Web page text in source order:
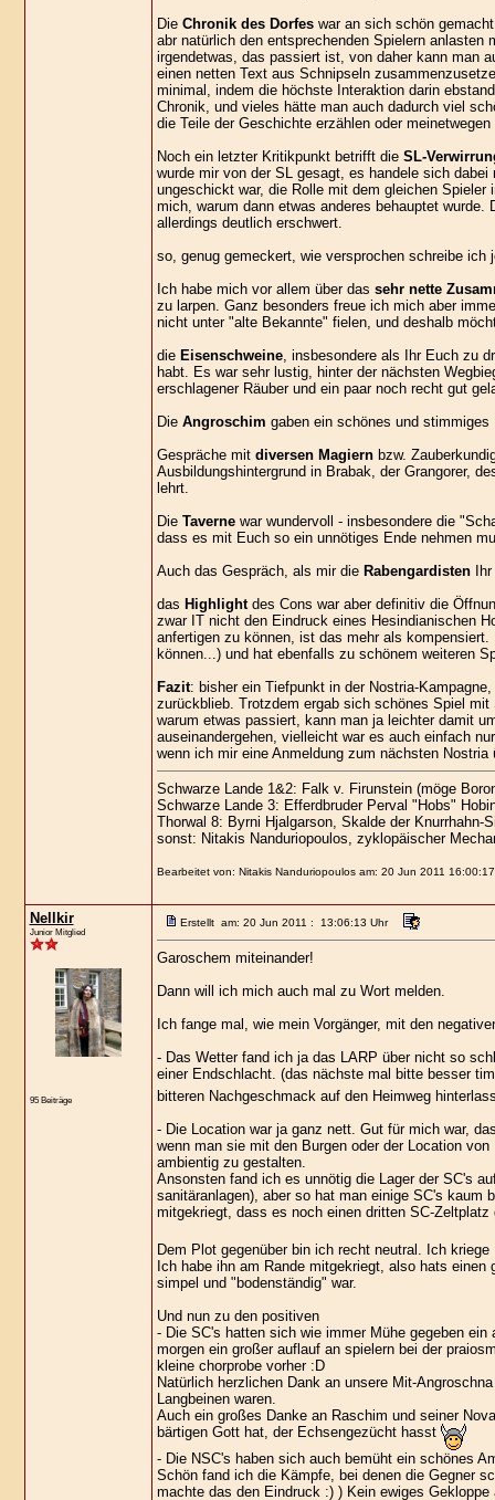
Die Chronik des Dorfeswar an sich schön
abr natürlich den entsprechenden Spielern
irgendetwas, das passiert ist, von daher kann man
einen netten Text aus Schnipseln
minimal, indem die höchste Interaktion darin
Chronik, und vieles hätte man auch dadurch viel
die Teile der Geschichte erzählen oder
Noch ein letzter Kritikpunkt betrifft die SL-
wurde mir von der SL gesagt, es handele sich
ungeschickt war, die Rolle mit dem gleichen
mich, warum dann etwas anderes behauptet
allerdings deutlich erschwert.
so, genug gemeckert, wie versprochen schreibe
Ich habe mich vor allem über das sehr nette
zu larpen. Ganz besonders freue ich mich aber
nicht unter "alte Bekannte" fielen, und deshalb
die Eisenschweine, insbesondere als Ihr Euch zu
habt. Es war sehr lustig, hinter der nächsten
erschlagener Räuber und ein paar noch recht gut
Die Angroschim gaben ein schönes und
Gespräche mit diversen Magiernbzw.
Ausbildungshintergrund in Brabak, der Grangorer,
lehrt.
Die Tavernewar wundervoll - insbesondere die
dass es mit Euch so ein unnötiges Ende nehmen
Auch das Gespräch, als mir die RabengardistenIhr
das Highlightdes Cons war aber definitiv die
zwar IT nicht den Eindruck eines Hesindianischen
anfertigen zu können, ist das mehr als
können...) und hat ebenfalls zu schönem weiteren
Fazit: bisher ein Tiefpunkt in der Nostria-
zurückblieb. Trotzdem ergab sich schönes Spiel
warum etwas passiert, kann man ja leichter damit
auseinandergehen, vielleicht war es auch einfach
wenn ich mir eine Anmeldung zum nächsten Nostria
Schwarze Lande 1&2: Falk v. Firunstein (möge
Schwarze Lande 3: Efferdbruder Perval "Hobs"
Thorwal 8: Byrni Hjalgarson, Skalde der Knurrhahn-
sonst: Nitakis Nanduriopoulos, zyklopäischer
Bearbeitet von: Nitakis Nanduriopoulos am: 20 Jun 2011
Nellkir
Junior Mitglied
95 Beiträge
Erstellt am: 20 Jun 2011 : 13:06:13 Uhr
Garoschem miteinander!
Dann will ich mich auch mal zu Wort melden.
Ich fange mal, wie mein Vorgänger, mit den
- Das Wetter fand ich ja das LARP über nicht so
einer Endschlacht. (das nächste mal bitte besser
bitteren Nachgeschmack auf den Heimweg
- Die Location war ja ganz nett. Gut für mich war,
wenn man sie mit den Burgen oder der Location
ambientig zu gestalten.
Ansonsten fand ich es unnötig die Lager der SC's
sanitäranlagen), aber so hat man einige SC's
mitgekriegt, dass es noch einen dritten SC-
Dem Plot gegenüber bin ich recht neutral. Ich
Ich habe ihn am Rande mitgekriegt, also hats
simpel und "bodenständig" war.
Und nun zu den positiven
- Die SC's hatten sich wie immer Mühe gegeben
morgen ein großer auflauf an spielern bei der
kleine chorprobe vorher :D
Natürlich herzlichen Dank an unsere Mit-
Langbeinen waren.
Auch ein großes Danke an Raschim und seiner
bärtigen Gott hat, der Echsengezücht hasst
- Die NSC's haben sich auch bemüht ein schönes
Schön fand ich die Kämpfe, bei denen die Gegner
machte das den Eindruck :) ) Kein ewiges